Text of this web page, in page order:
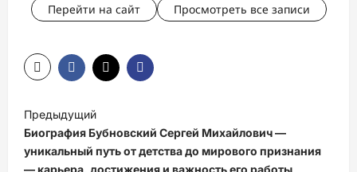
Перейти на сайт Просмотреть все записи
а
в
Предыдущий
Биография Бубновский Сергей Михайлович —
уникальный путь от детства до мирового признания
— карьера, достижения и важность его работы